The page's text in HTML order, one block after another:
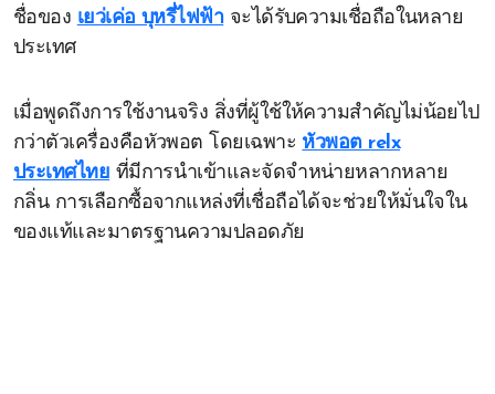
ชื่อของ เยว่เค่อ บุหรี่ไฟฟ้าจะได้รับความเชื่อถือในหลาย
ประเทศ
เมื่อพูดถึงการใช้งานจริง สิ่งที่ผู้ใช้ให้ความสำคัญไม่น้อยไป
กว่าตัวเครื่องคือหัวพอต โดยเฉพาะ หัวพอต relx
ประเทศไทย ที่มีการนำเข้าและจัดจำหน่ายหลากหลาย
กลิ่น การเลือกซื้อจากแหล่งที่เชื่อถือได้จะช่วยให้มั่นใจใน
ของแท้และมาตรฐานความปลอดภัย